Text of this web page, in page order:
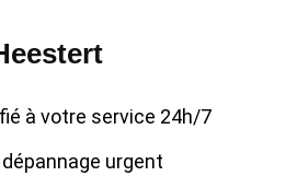
à votre service 24h/7
urgent